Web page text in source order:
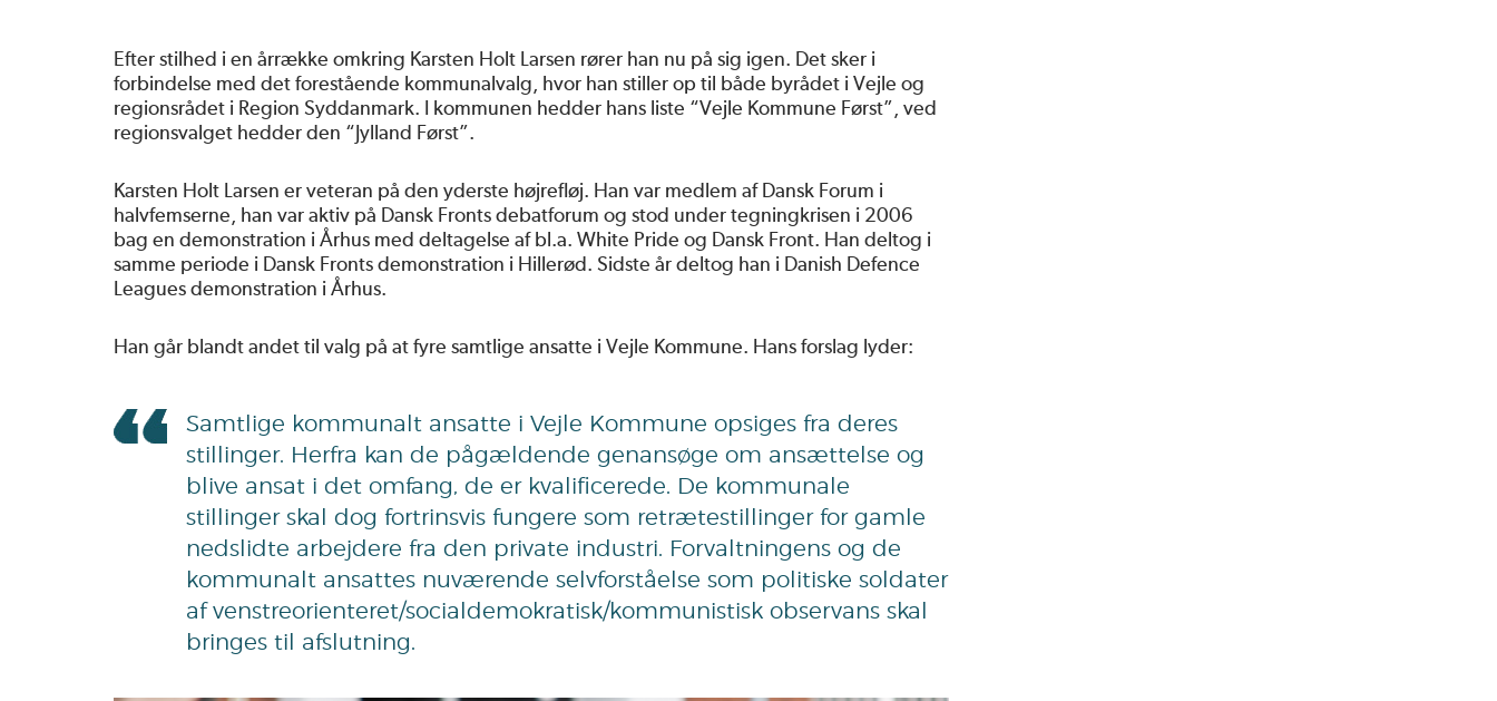
Efter stilhed i en årrække omkring Karsten Holt Larsen rører han nu på sig igen. Det sker i
forbindelse med det forestående kommunalvalg, hvor han stiller op til både byrådet i Vejle og
regionsrådet i Region Syddanmark. I kommunen hedder hans liste “Vejle Kommune Først”, ved
regionsvalget hedder den “Jylland Først”.
Karsten Holt Larsen er veteran på den yderste højrefløj. Han var medlem af Dansk Forum i
halvfemserne, han var aktiv på Dansk Fronts debatforum og stod under tegningkrisen i 2006
bag en demonstration i Århus med deltagelse af bl.a. White Pride og Dansk Front. Han deltog i
samme periode i Dansk Fronts demonstration i Hillerød. Sidste år deltog han i Danish Defence
Leagues demonstration i Århus.
Han går blandt andet til valg på at fyre samtlige ansatte i Vejle Kommune. Hans forslag lyder:
Samtlige kommunalt ansatte i Vejle Kommune opsiges fra deres
stillinger. Herfra kan de pågældende genansøge om ansættelse og
blive ansat i det omfang, de er kvalificerede. De kommunale
stillinger skal dog fortrinsvis fungere som retrætestillinger for gamle
nedslidte arbejdere fra den private industri. Forvaltningens og de
kommunalt ansattes nuværende selvforståelse som politiske soldater
af venstreorienteret/socialdemokratisk/kommunistisk observans skal
bringes til afslutning.